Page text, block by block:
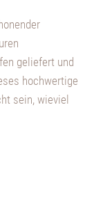
geliefert und
hochwertige
sein, wieviel